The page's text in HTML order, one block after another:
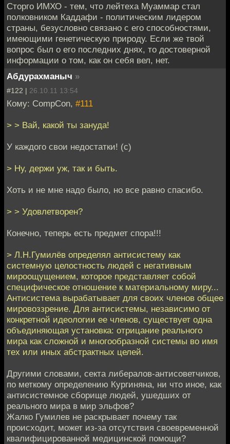
Сторго ИМХО - тем, что лейтеха Муаммар стал
полковником Каддафи - политическим лидером
страны, безусловно связано с его способностями,
имеющими генетическую природу. Если же твой
вопрос был о его последних днях, то достоверной
информации о том, как он себя вел, нет.
Абдурахманыч »
#122 | 26.10.11 13:54
Кому: CompCon, #111
> > Вай, какой ты зануда!
У каждого свои недостатки! (с)
> Ну, держи уж, так и быть.
Хоть и не мне надо было, но все равно спасибо.
> > Удовлетворен?
Конечно, теперь есть предмет спора!!!
> Л.Н.Гумилёв определял антисистему как
системную целостность людей с негативным
мироощущением, которое представляет собой
специфическое отношение к материальному миру...
Антисистема вырабатывает для своих членов общее
мировоззрение. Для антисистемы, независимо от
конкретной идеологии ее членов, существует одна
объединяющая установка: отрицание реального
мира как сложной и многообразной системы во имя
тех или иных абстрактных целей.
Другими словами, секта либералов-антисоветчиков,
по меткому определению Кургиняна, ни что иное, как
антисистемное сборище людей, ушедших от
реального мира в мир эльфов?
Жалко Гумилев не раскрывает почему так
происходит, может из-за отсутствия своевременной
квалифицированной медицинской помощи?